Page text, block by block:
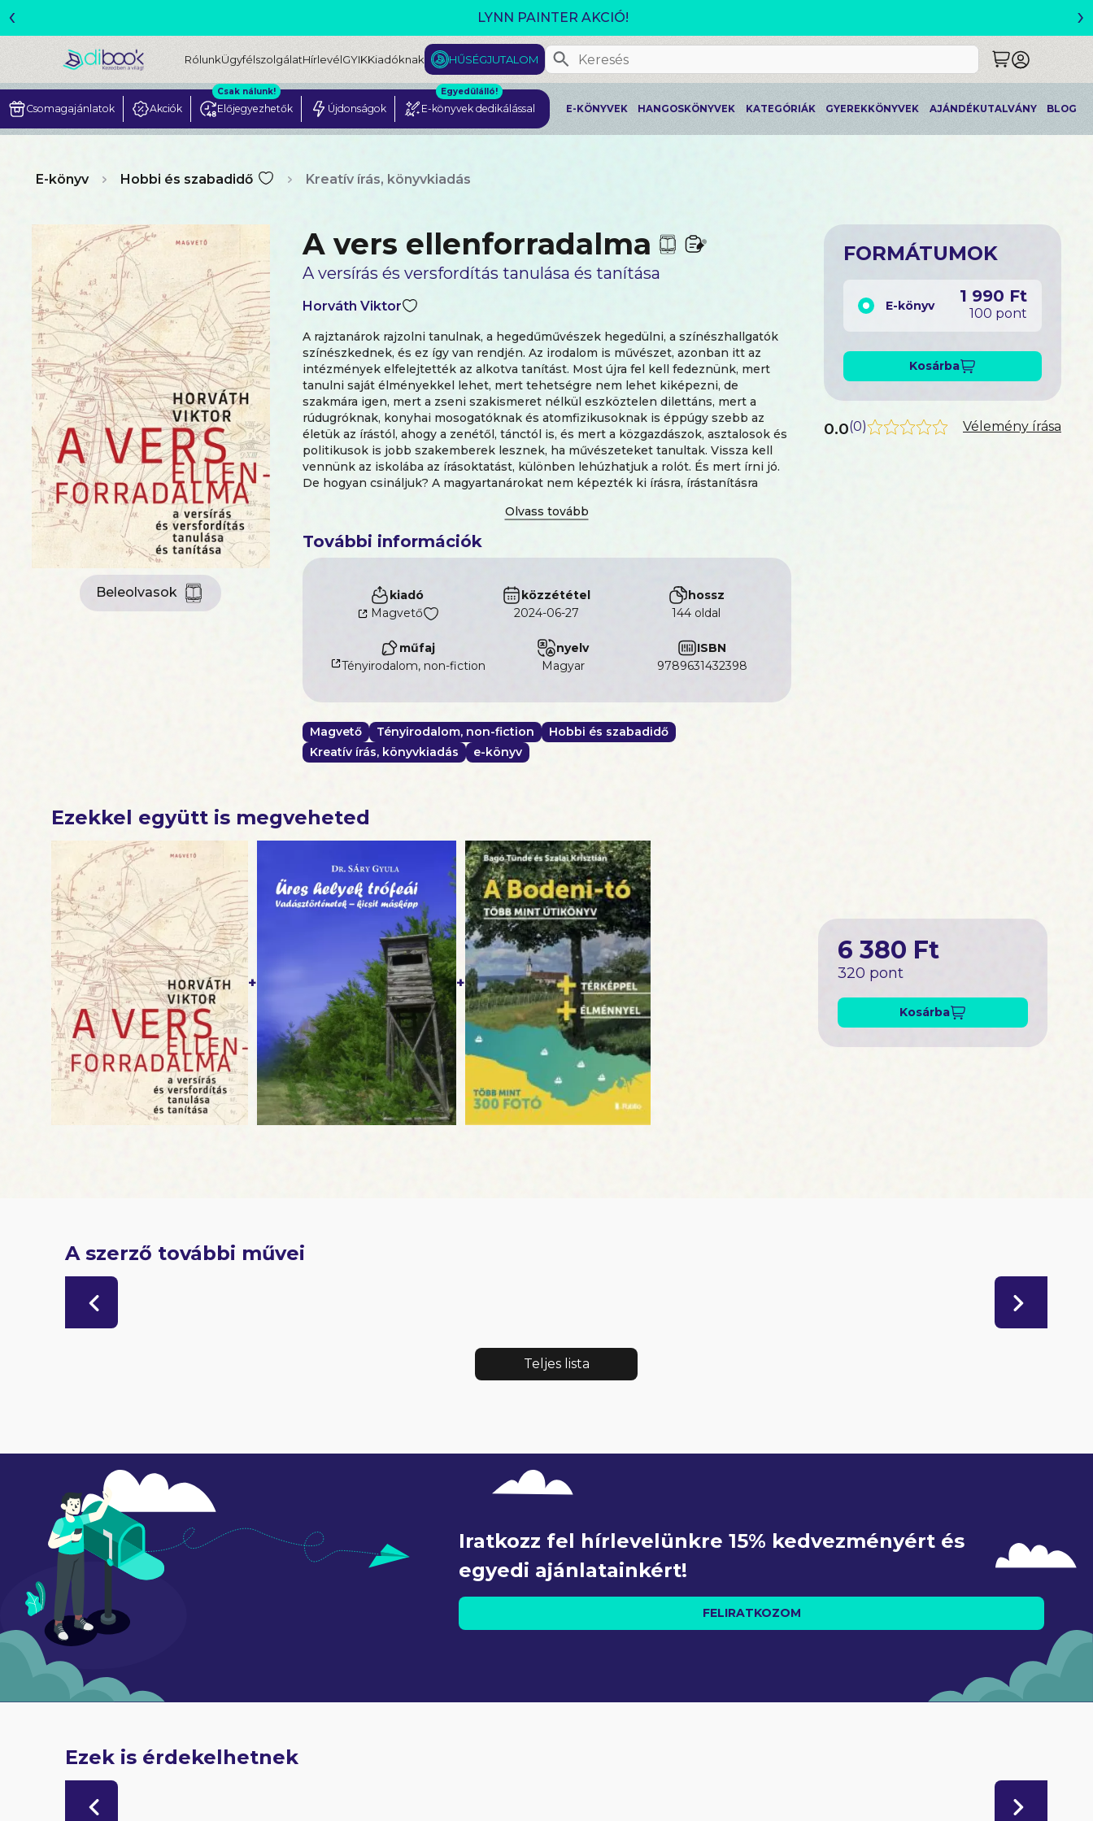
MEGJELENT! L. J. SHEN: LEGVADABB ÁLMAIMBAN SZERETLEK
‹ ›
RólunkÜgyfélszolgálatHírlevélGYIKKiadóknak HŰSÉGJUTALOM
Csomagajánlatok Akciók Előjegyezhetők
Csak nálunk!
Újdonságok E-könyvek dedikálással
Egyedülálló!
E-KÖNYVEK HANGOSKÖNYVEK KATEGÓRIÁK GYEREKKÖNYVEK AJÁNDÉKUTALVÁNY BLOG
E-könyv Hobbi és szabadidő Kreatív írás, könyvkiadás
Beleolvasok
A vers ellenforradalma
A versírás és versfordítás tanulása és tanítása
Horváth Viktor
A rajztanárok rajzolni tanulnak, a hegedűművészek hegedülni, a színészhallgatók
színészkednek, és ez így van rendjén. Az irodalom is művészet, azonban itt az
intézmények elfelejtették az alkotva tanítást. Most újra fel kell fedeznünk, mert
tanulni saját élményekkel lehet, mert tehetségre nem lehet kiképezni, de
szakmára igen, mert a zseni szakismeret nélkül eszköztelen dilettáns, mert a
rúdugróknak, konyhai mosogatóknak és atomfizikusoknak is éppúgy szebb az
életük az írástól, ahogy a zenétől, tánctól is, és mert a közgazdászok, asztalosok és
politikusok is jobb szakemberek lesznek, ha művészeteket tanultak. Vissza kell
vennünk az iskolába az írásoktatást, különben lehúzhatjuk a rolót. És mert írni jó.
De hogyan csináljuk? A magyartanárokat nem képezték ki írásra, írástanításra
magát. Mer ilyesmibe belefogni normális ember? Illik ezt? A vers ellenforradalma
verset írni tanít, és tanítani tanít. Egymásra épülő feladatokkal újítja fel a
hagyományt, és javaslatot tesz egy élhető tantervre: az alkotáselvű
irodalomoktatás programjának kidolgozására.
További információk
kiadó
Magvető
közzététel
2024-06-27
hossz
144 oldal
műfaj
Tényirodalom, non-fiction
nyelv
magyar
ISBN
9789631432398
Magvető Tényirodalom, non-fiction
Hobbi és szabadidő
Kreatív írás, könyvkiadás
e-könyv
FORMÁTUMOK
E-könyv 1 990 Ft
100 pont
Kosárba
0.0(0) Vélemény írása
Ezekkel együtt is megveheted
+ +
6 380 Ft
320 pont
Kosárba
A szerző további művei
Teljes lista
Iratkozz fel hírlevelünkre 15% kedvezményért és
egyedi ajánlatainkért!
FELIRATKOZOM
Ezek is érdekelhetnek